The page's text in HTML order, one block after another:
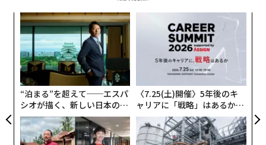
“泊まる”を超えて──エスパ
シオが描く、新しい日本のラ
グジュアリー（前編）
〈7.25(土)開催〉5年後のキ
ャリアに「戦略」はあるか。
トップエグゼクティブのキャ
リアに触れる1日│CAREER S
UMMIT 2026